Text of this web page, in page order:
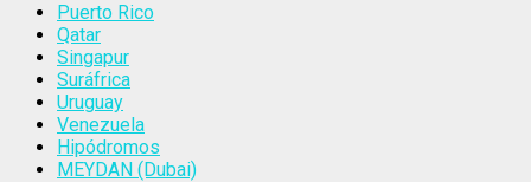
Puerto Rico
Qatar
Singapur
Suráfrica
Uruguay
Venezuela
Hipódromos
MEYDAN (Dubai)